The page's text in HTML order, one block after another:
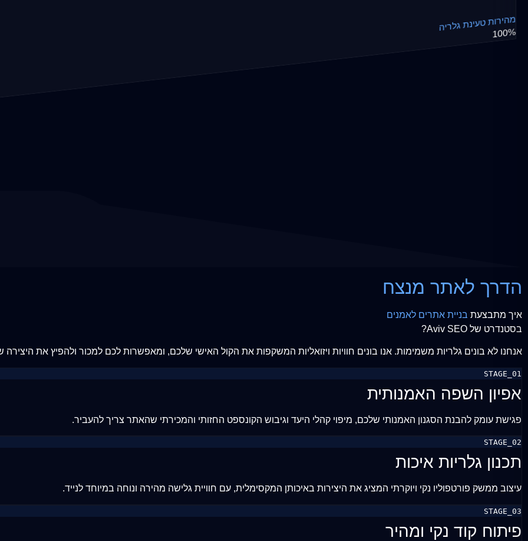
מהירות טעינת גלריה
100%
הדרך לאתר מנצח
איך מתבצעת בניית אתרים לאמנים
בסטנדרט של Aviv SEO?
אנחנו לא בונים גלריות משמימות. אנו בונים חוויות ויזואליות המשקפות את הקול האישי שלכם, ומאפשרות לכם למכור ולהפיץ את
STAGE_01
אפיון השפה האמנותית
פגישת עומק להבנת הסגנון האמנותי שלכם, מיפוי קהלי היעד וגיבוש הקונספט החזותי והמכירתי שהאתר צריך להעביר.
STAGE_02
תכנון גלריות איכות
עיצוב ממשק פורטפוליו נקי ויוקרתי המציג את היצירות באיכותן המקסימלית, עם חוויית גלישה מהירה ונוחה במיוחד לנייד.
STAGE_03
פיתוח קוד נקי ומהיר